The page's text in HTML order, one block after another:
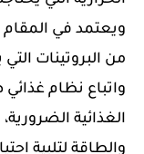
ويعتمد في المقام
من البروتينات
واتباع نظام
الغذائية
والطاقة لتلبية